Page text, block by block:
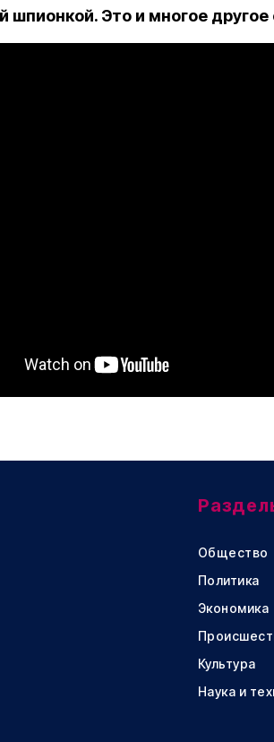
шпионкой. Это и многое
Общество
Политика
Экономика
Культура
Наука и